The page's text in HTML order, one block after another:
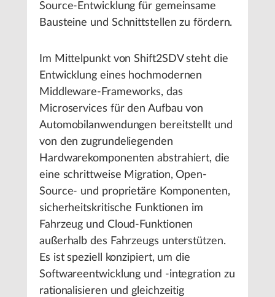
Source-Entwicklung für gemeinsame
Bausteine und Schnittstellen zu fördern.
Im Mittelpunkt von Shift2SDV steht die
Entwicklung eines hochmodernen
Middleware-Frameworks, das
Microservices für den Aufbau von
Automobilanwendungen bereitstellt und
von den zugrundeliegenden
Hardwarekomponenten abstrahiert, die
eine schrittweise Migration, Open-
Source- und proprietäre Komponenten,
sicherheitskritische Funktionen im
Fahrzeug und Cloud-Funktionen
außerhalb des Fahrzeugs unterstützen.
Es ist speziell konzipiert, um die
Softwareentwicklung und -integration zu
rationalisieren und gleichzeitig